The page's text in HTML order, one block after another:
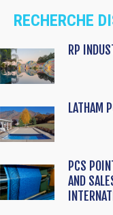
RECHERCHE
RP
LATHAM
PCS
AND